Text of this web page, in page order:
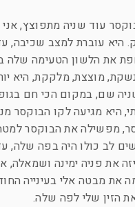
עוד שניה מתפוצץ,
היא עוברת למצב שכיבה,
את הלשון הטעימה שלה
מוצצת, מלקקת, היא
שם, במקום הכי חם
היא מגיעה לקו הבוקסר
מפשילה את הבוקסר
לב כולו היה בפה שלה,
את פניה ימינה ושמאלה,
את מבטה אלי בעינייה
הזין שלי לפה שלה.